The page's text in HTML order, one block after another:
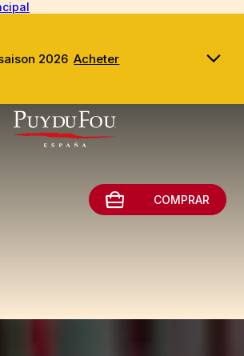
2026 Acheter
COMPRAR